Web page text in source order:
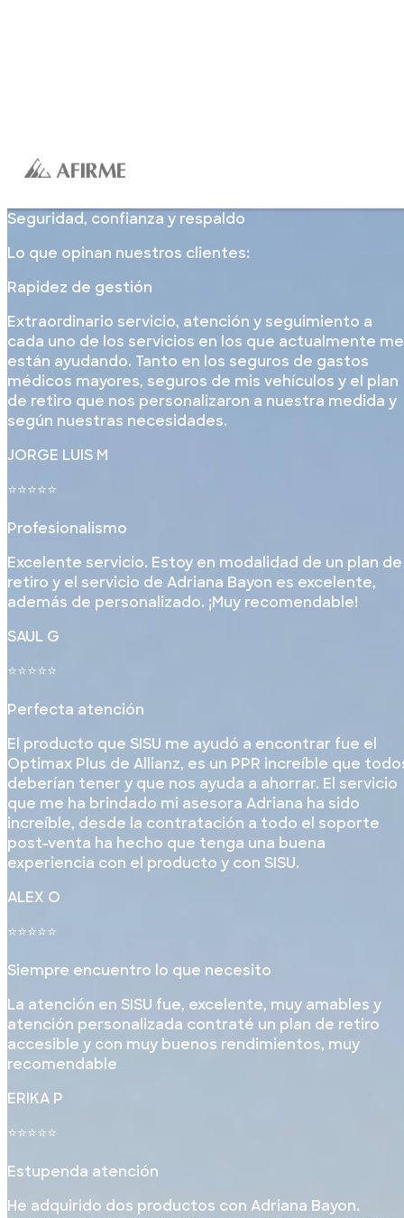
Seguridad, confianza y respaldo
Lo que opinan nuestros clientes:
Rapidez de gestión
Extraordinario servicio, atención y seguimiento a
cada uno de los servicios en los que actualmente me
están ayudando. Tanto en los seguros de gastos
médicos mayores, seguros de mis vehículos y el plan
de retiro que nos personalizaron a nuestra medida y
según nuestras necesidades.
JORGE LUIS M
⭐⭐⭐⭐⭐
Profesionalismo
Excelente servicio. Estoy en modalidad de un plan de
retiro y el servicio de Adriana Bayon es excelente,
además de personalizado. ¡Muy recomendable!
SAUL G
⭐⭐⭐⭐⭐
Perfecta atención
El producto que SISU me ayudó a encontrar fue el
Optimax Plus de Allianz, es un PPR increíble que
deberían tener y que nos ayuda a ahorrar. El servicio
que me ha brindado mi asesora Adriana ha sido
increíble, desde la contratación a todo el soporte
post-venta ha hecho que tenga una buena
experiencia con el producto y con SISU.
ALEX O
⭐⭐⭐⭐⭐
Siempre encuentro lo que necesito
La atención en SISU fue, excelente, muy amables y
atención personalizada contraté un plan de retiro
accesible y con muy buenos rendimientos, muy
recomendable
ERIKA P
⭐⭐⭐⭐⭐
Estupenda atención
He adquirido dos productos con Adriana Bayon.